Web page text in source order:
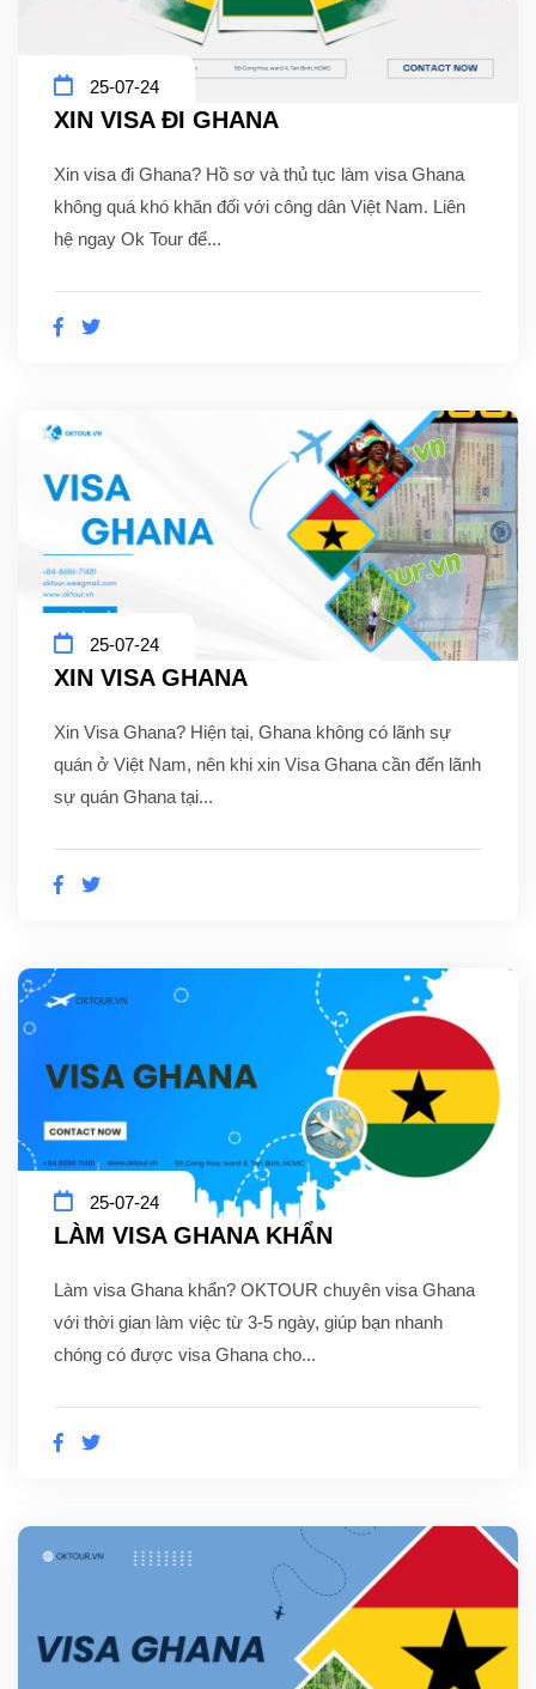
25-07-24
XIN VISA ĐI GHANA
Xin visa đi Ghana? Hồ sơ và thủ tục làm visa Ghana
không quá khó khăn đối với công dân Việt Nam. Liên
hệ ngay Ok Tour để...
25-07-24
XIN VISA GHANA
Xin Visa Ghana? Hiện tại, Ghana không có lãnh sự
quán ở Việt Nam, nên khi xin Visa Ghana cần đến lãnh
sự quán Ghana tại...
25-07-24
LÀM VISA GHANA KHẨN
Làm visa Ghana khẩn? OKTOUR chuyên visa Ghana
với thời gian làm việc từ 3-5 ngày, giúp bạn nhanh
chóng có được visa Ghana cho...